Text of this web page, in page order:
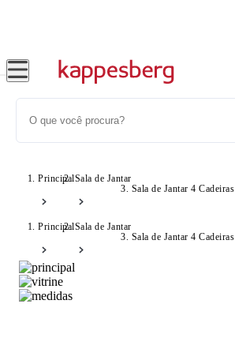
PrincipalSala de Jantar
Sala de Jantar 4 Cadeiras
PrincipalSala de Jantar
Sala de Jantar 4 Cadeiras